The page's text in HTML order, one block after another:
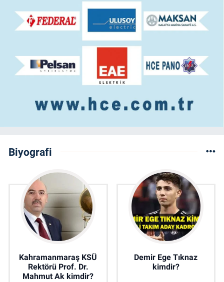
Biyografi
Kahramanmaraş KSÜ
Rektörü Prof. Dr.
Mahmut Ak kimdir?
Demir Ege Tıknaz
kimdir?